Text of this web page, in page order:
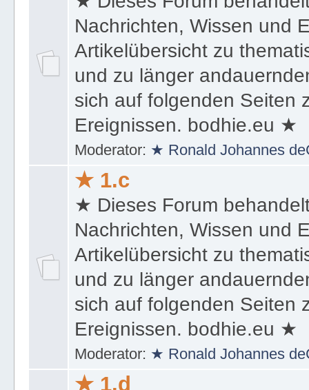
★ Dieses Forum
Nachrichten, Wissen und
Artikelübersicht zu
und zu länger
sich auf folgenden Seiten
Ereignissen. bodhie.eu ★
Moderator:
★ 1.c
★ Dieses Forum
Nachrichten, Wissen und
Artikelübersicht zu
und zu länger
sich auf folgenden Seiten
Ereignissen. bodhie.eu ★
Moderator: